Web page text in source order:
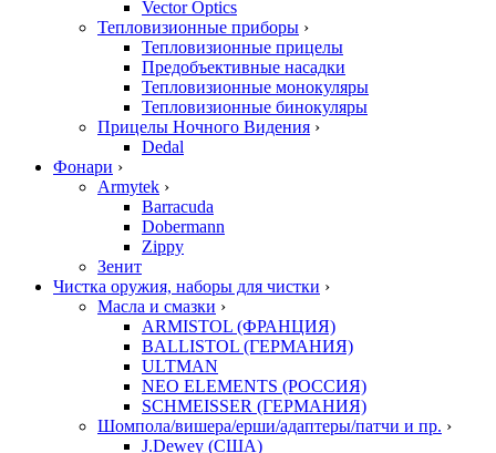
Vector Optics
Тепловизионные приборы ›
Тепловизионные прицелы
Предобъективные насадки
Тепловизионные монокуляры
Тепловизионные бинокуляры
Прицелы Ночного Видения ›
Dedal
Фонари ›
Armytek ›
Barracuda
Dobermann
Zippy
Зенит
Чистка оружия, наборы для чистки ›
Масла и смазки ›
ARMISTOL (ФРАНЦИЯ)
BALLISTOL (ГЕРМАНИЯ)
ULTMAN
NEO ELEMENTS (РОССИЯ)
SCHMEISSER (ГЕРМАНИЯ)
Шомпола/вишера/ерши/адаптеры/патчи и пр. ›
J.Dewey (США)